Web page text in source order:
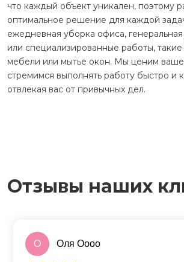
что каждый объект уникален, поэтому
оптимальное решение для каждой
ежедневная уборка офиса,
или специализированные работы, такие
мебели или мытье окон. Мы ценим
стремимся выполнять работу быстро и
отвлекая вас от привычных дел.
Отзывы наших
О Оля Оооо